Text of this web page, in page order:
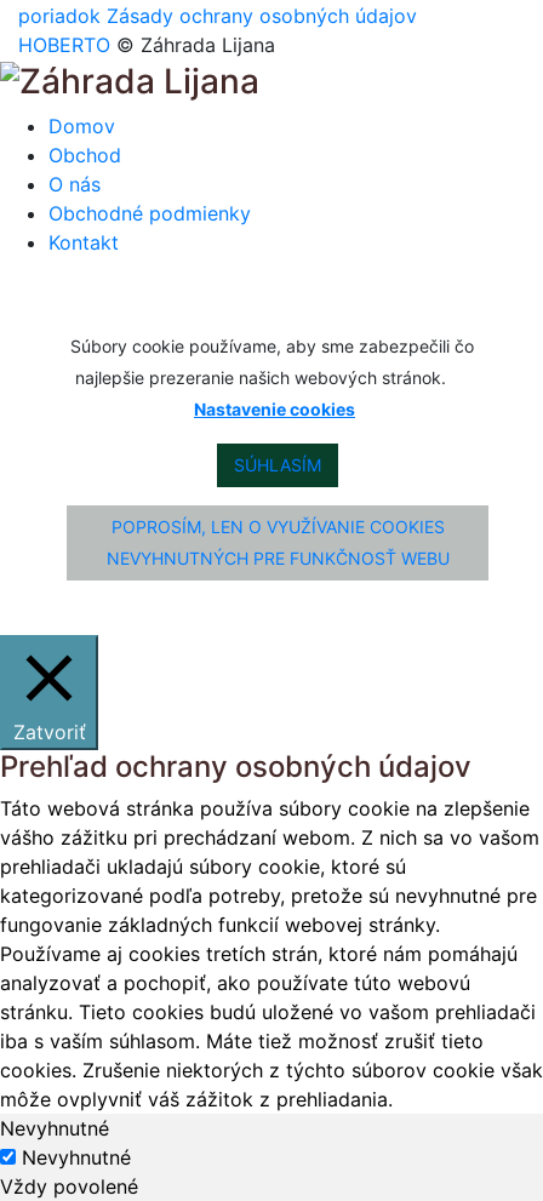
poriadok Zásady ochrany osobných údajov
HOBERTO © Záhrada Lijana
Domov
Obchod
O nás
Obchodné podmienky
Kontakt
Súbory cookie používame, aby sme zabezpečili čo
najlepšie prezeranie našich webových stránok.
Nastavenie cookies
SÚHLASÍM
POPROSÍM, LEN O VYUŽÍVANIE COOKIES
NEVYHNUTNÝCH PRE FUNKČNOSŤ WEBU
Zatvoriť
Prehľad ochrany osobných údajov
Táto webová stránka používa súbory cookie na zlepšenie
vášho zážitku pri prechádzaní webom. Z nich sa vo vašom
prehliadači ukladajú súbory cookie, ktoré sú
kategorizované podľa potreby, pretože sú nevyhnutné pre
fungovanie základných funkcií webovej stránky.
Používame aj cookies tretích strán, ktoré nám pomáhajú
analyzovať a pochopiť, ako používate túto webovú
stránku. Tieto cookies budú uložené vo vašom prehliadači
iba s vaším súhlasom. Máte tiež možnosť zrušiť tieto
cookies. Zrušenie niektorých z týchto súborov cookie však
môže ovplyvniť váš zážitok z prehliadania.
Nevyhnutné
Nevyhnutné
Vždy povolené